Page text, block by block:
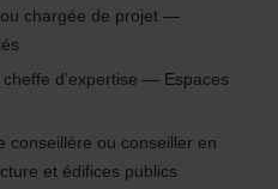
chargée de projet —
d’expertise — Espaces
conseillère ou conseiller en
et édifices publics